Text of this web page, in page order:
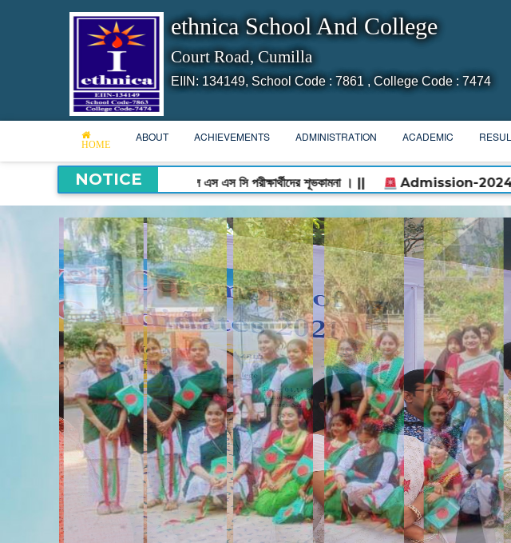
ethnica School And College
Court Road, Cumilla
EIIN: 134149, School Code : 7861 , College Code : 7474
HOME
ABOUT ACHIEVEMENTS ADMINISTRATION ACADEMIC
NOTICE
২০২৪ সালে এস এস সি পরীক্ষার্থীদের শূভকামনা । || Admission-2024, Pre- Form is